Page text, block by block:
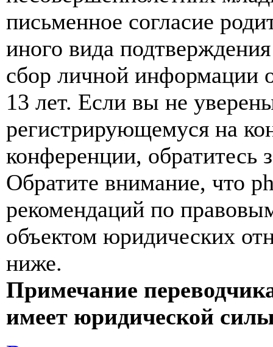
письменное согласие
иного вида
сбор личной информации
13 лет. Если вы не
регистрирующемуся на
конференции, обратитесь
Обратите внимание, что
рекомендаций по
объектом юридических
ниже.
Примечание
имеет юридической